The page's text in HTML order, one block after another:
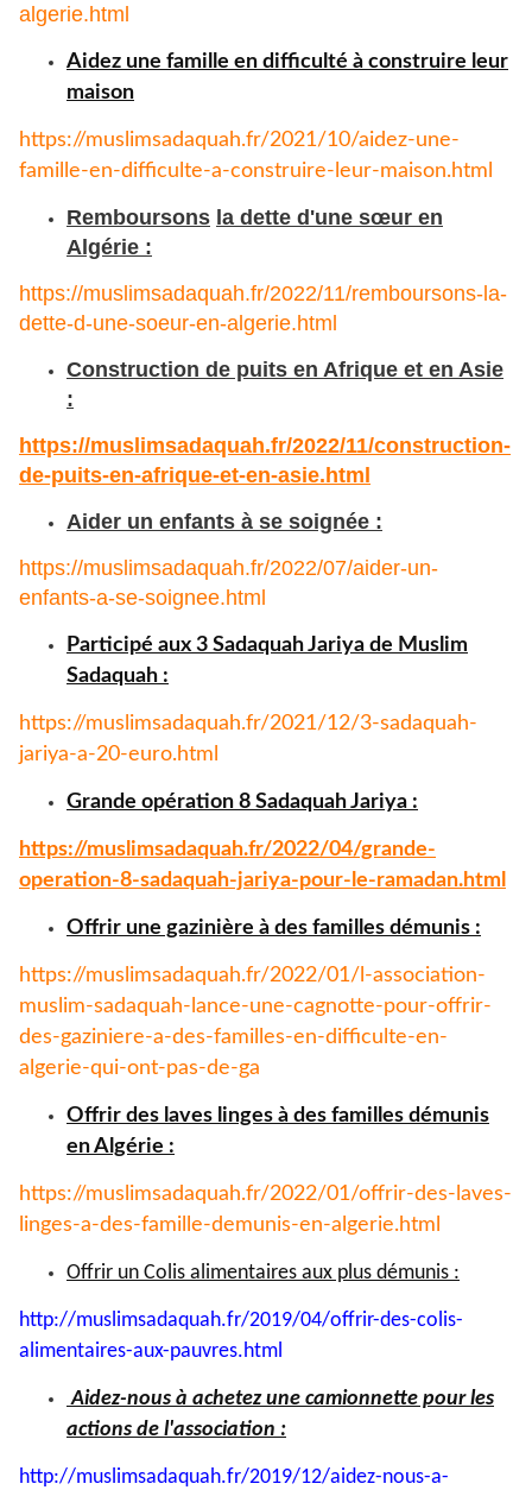
algerie.html
Aidez une famille en difficulté à construire leur
maison
https://muslimsadaquah.fr/2021/10/aidez-une-
famille-en-difficulte-a-construire-leur-maison.html
Remboursons la dette d'une sœur en
Algérie :
https://muslimsadaquah.fr/2022/11/remboursons-la-
dette-d-une-soeur-en-algerie.html
Construction de puits en Afrique et en Asie
:
https://muslimsadaquah.fr/2022/11/construction-
de-puits-en-afrique-et-en-asie.html
Aider un enfants à se soignée :
https://muslimsadaquah.fr/2022/07/aider-un-
enfants-a-se-soignee.html
Participé aux 3 Sadaquah Jariya de Muslim
Sadaquah :
https://muslimsadaquah.fr/2021/12/3-sadaquah-
jariya-a-20-euro.html
Grande opération 8 Sadaquah Jariya :
https://muslimsadaquah.fr/2022/04/grande-
operation-8-sadaquah-jariya-pour-le-ramadan.html
Offrir une gazinière à des familles démunis :
https://muslimsadaquah.fr/2022/01/l-association-
muslim-sadaquah-lance-une-cagnotte-pour-offrir-
des-gaziniere-a-des-familles-en-difficulte-en-
algerie-qui-ont-pas-de-ga
Offrir des laves linges à des familles démunis
en Algérie :
https://muslimsadaquah.fr/2022/01/offrir-des-laves-
linges-a-des-famille-demunis-en-algerie.html
Offrir un Colis alimentaires aux plus démunis :
http://muslimsadaquah.fr/2019/04/offrir-des-colis-
alimentaires-aux-pauvres.html
Aidez-nous à achetez une camionnette pour les
actions de l'association :
http://muslimsadaquah.fr/2019/12/aidez-nous-a-